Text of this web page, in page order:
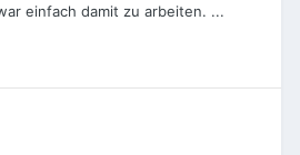
einfach damit zu arbeiten. ...